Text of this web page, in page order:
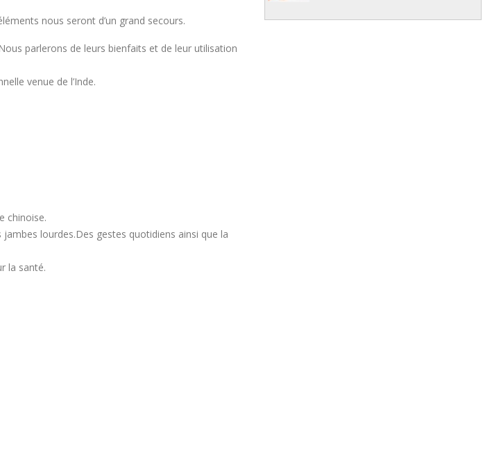
nous seront d’un grand secours.
parlerons de leurs bienfaits et de leur utilisation
venue de l’Inde.
chinoise.
lourdes.Des gestes quotidiens ainsi que la
la santé.